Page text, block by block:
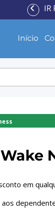
IR
Início
em